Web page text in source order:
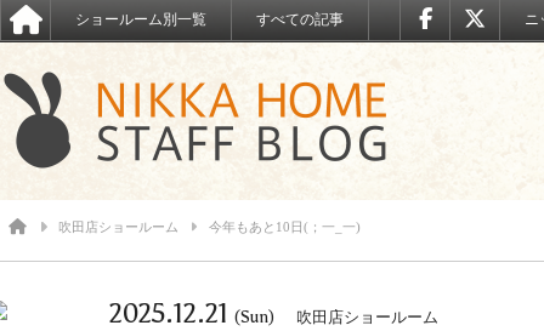
ショールーム別一覧 すべての記事 ニ
吹田店ショールーム 今年もあと10日(；一_一)
2025.12.21 (Sun) 吹田店ショールーム